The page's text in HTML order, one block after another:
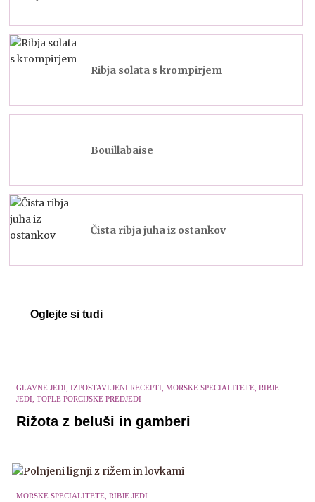
Ribja solata s krompirjem
Bouillabaise
Čista ribja juha iz ostankov
Oglejte si tudi
GLAVNE JEDI, IZPOSTAVLJENI RECEPTI, MORSKE SPECIALITETE, RIBJE
JEDI, TOPLE PORCIJSKE PREDJEDI
Rižota z beluši in gamberi
MORSKE SPECIALITETE, RIBJE JEDI